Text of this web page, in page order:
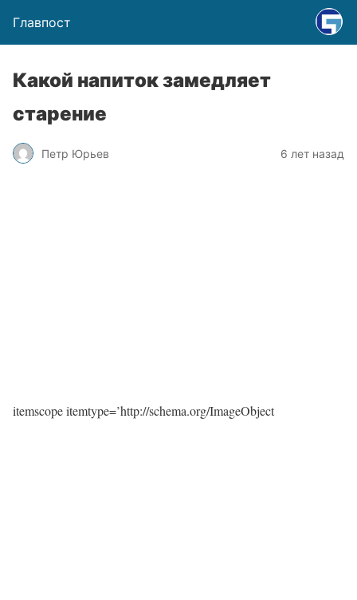
Главпост
Какой напиток замедляет
старение
Петр Юрьев 6 лет назад
itemscope itemtype=’http://schema.org/ImageObject